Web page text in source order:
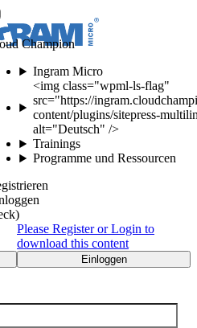
Champion
Ingram Micro
<img class="wpml-ls-flag"
src="https://
content/plugins/sitepress-
alt="Deutsch" />
Trainings
Programme und Ressourcen
Please Register or Login to
download this content
Einloggen